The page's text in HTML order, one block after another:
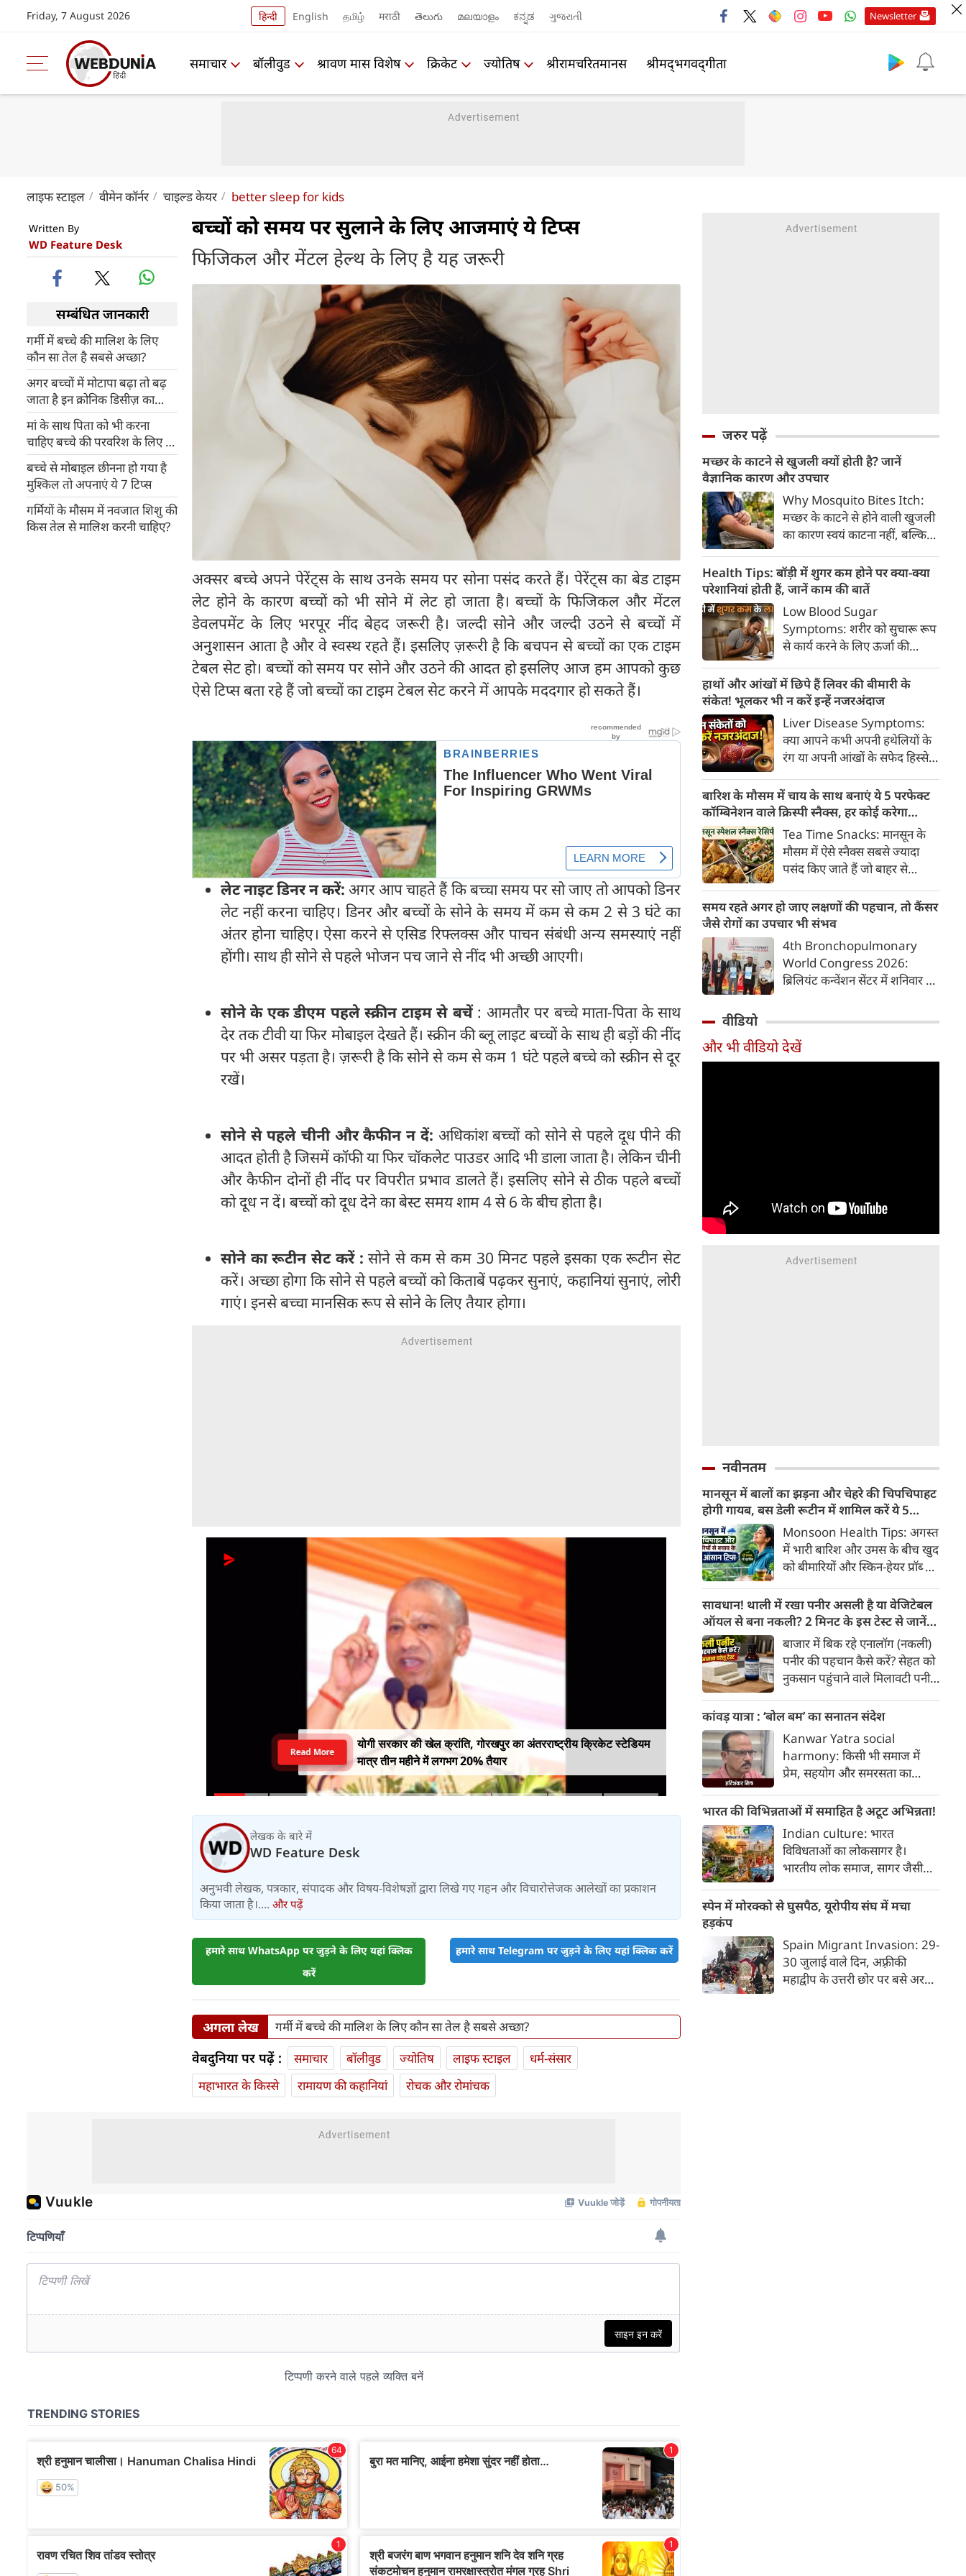
Friday, 7 August 2026 हिन्दी English தமிழ் मराठी తెలుగు മലയാളം ಕನ್ನಡ ગુજરાતી Newsletter
समाचार बॉलीवुड श्रावण मास विशेष क्रिकेट ज्योतिष श्रीरामचरितमानस श्रीमद्‍भगवद्‍गीता
लाइफ स्‍टाइल वीमेन कॉर्नर चाइल्ड केयर better sleep for kids
Written By
WD Feature Desk
सम्बंधित जानकारी
गर्मी में बच्चे की मालिश के लिए
कौन सा तेल है सबसे अच्छा?
अगर बच्चों में मोटापा बढ़ा तो बढ़
जाता है इन क्रोनिक डिसीज़ का
खतरा
मां के साथ पिता को भी करना
चाहिए बच्चे की परवरिश के लिए ये
5 काम
बच्चे से मोबाइल छीनना हो गया है
मुश्किल तो अपनाएं ये 7 टिप्स
गर्मियों के मौसम में नवजात शिशु की
किस तेल से मालिश करनी चाहिए?
बच्चों को समय पर सुलाने के लिए आजमाएं ये टिप्स
फिजिकल और मेंटल हेल्थ के लिए है यह जरूरी
अक्सर बच्चे अपने पेरेंट्स के साथ उनके समय पर सोना पसंद करते हैं। पेरेंट्स का बेड टाइम
लेट होने के कारण बच्चों को भी सोने में लेट हो जाता है। बच्चों के फिजिकल और मेंटल
डेवलपमेंट के लिए भरपूर नींद बेहद जरूरी है। जल्दी सोने और जल्दी उठने से बच्चों में
अनुशासन आता है और वे स्वस्थ रहते हैं। इसलिए ज़रूरी है कि बचपन से बच्चों का एक टाइम
टेबल सेट हो। बच्चों को समय पर सोने और उठने की आदत हो इसलिए आज हम आपको कुछ
ऐसे टिप्स बता रहे हैं जो बच्चों का टाइम टेबल सेट करने में आपके मददगार हो सकते हैं।
लेट नाइट डिनर न करें: अगर आप चाहते हैं कि बच्चा समय पर सो जाए तो आपको डिनर
लेट नहीं करना चाहिए। डिनर और बच्चों के सोने के समय में कम से कम 2 से 3 घंटे का
अंतर होना चाहिए। ऐसा करने से एसिड रिफ्लक्स और पाचन संबंधी अन्य समस्याएं नहीं
होंगी। साथ ही सोने से पहले भोजन पच जाने से नींद भी अच्छी आएगी।
सोने के एक डीएम पहले स्क्रीन टाइम से बचें: आमतौर पर बच्चे माता-पिता के साथ
देर तक टीवी या फिर मोबाइल देखते हैं। स्क्रीन की ब्लू लाइट बच्चों के साथ ही बड़ों की नींद
पर भी असर पड़ता है। ज़रूरी है कि सोने से कम से कम 1 घंटे पहले बच्चे को स्क्रीन से दूर
रखें।
सोने से पहले चीनी और कैफीन न दें: अधिकांश बच्चों को सोने से पहले दूध पीने की
आदत होती है जिसमें कॉफी या फिर चॉकलेट पाउडर आदि भी डाला जाता है। लेकिन चीनी
और कैफीन दोनों ही नींद पर विपरीत प्रभाव डालते हैं। इसलिए सोने से ठीक पहले बच्चों
को दूध न दें। बच्चों को दूध देने का बेस्ट समय शाम 4 से 6 के बीच होता है।
सोने का रूटीन सेट करें : सोने से कम से कम 30 मिनट पहले इसका एक रूटीन सेट
करें। अच्छा होगा कि सोने से पहले बच्चों को किताबें पढ़कर सुनाएं, कहानियां सुनाएं, लोरी
गाएं। इनसे बच्चा मानसिक रूप से सोने के लिए तैयार होगा।
योगी सरकार की खेल क्रांति, गोरखपुर का अंतरराष्ट्रीय क्रिकेट स्टेडियम
मात्र तीन महीने में लगभग 20% तैयार
Read More
लेखक के बारे में
WD Feature Desk
अनुभवी लेखक, पत्रकार, संपादक और विषय-विशेषज्ञों द्वारा लिखे गए गहन और विचारोत्तेजक आलेखों का प्रकाशन
किया जाता है।.... और पढ़ें
हमारे साथ WhatsApp पर जुड़ने के लिए यहां क्लिक
करें
हमारे साथ Telegram पर जुड़ने के लिए यहां क्लिक करें
अगला लेख गर्मी में बच्चे की मालिश के लिए कौन सा तेल है सबसे अच्छा?
वेबदुनिया पर पढ़ें : समाचार बॉलीवुड ज्योतिष लाइफ स्‍टाइल
धर्म-संसार
महाभारत के किस्से
रामायण की कहानियां रोचक और रोमांचक
जरुर पढ़ें
मच्छर के काटने से खुजली क्यों होती है? जानें
वैज्ञानिक कारण और उपचार
Why Mosquito Bites Itch:
मच्छर के काटने से होने वाली खुजली
का कारण स्वयं काटना नहीं, बल्कि
प्रतिरक्षा प्रतिक्रिया है। हिस्टामिन के
निकलने से त्वचा पर लालिमा, सूजन
और खुजली होती है। यहां जानिए
मच्छर के काटने से खुजली क्यों होती
है, इसके पीछे का वैज्ञानिक कारण
क्या है, हिस्टामिन की क्या भूमिका
होती है और खुजली से राहत पाने के
प्रभावी घरेलू व चिकित्सीय उपाय।
Health Tips: बॉड़ी में शुगर कम होने पर क्या-क्या
परेशानियां होती हैं, जानें काम की बातें
Low Blood Sugar
Symptoms: शरीर को सुचारू रूप
से कार्य करने के लिए ऊर्जा की
का प्रमुख स्रोत ग्लूकोज यानी ब्लड
शुगर है। जब शरीर में ब्लड शुगर का
स्तर सामान्य से कम हो जाता है, तो
इस स्थिति को हाइपोग्लाइसीमिया
(Hypoglycemia) कहा जाता है।
ब्लड शुगर कम होने पर शरीर तुरंत
संकेत देना शुरू कर देता है।
हाथों और आंखों में छिपे हैं लिवर की बीमारी के
संकेत! भूलकर भी न करें इन्हें नजरअंदाज
Liver Disease Symptoms:
क्या आपने कभी अपनी हथेलियों के
रंग या अपनी आंखों के सफेद हिस्से
अक्सर हम हलकी लालिमा या आंखों
के पीलेपन को थकान समझकर टाल
देते हैं। लेकिन शरीर के ये छोटे-छोटे
बदलाव असल में एक बहुत बड़ी
चेतावनी हो सकते हैं।
बारिश के मौसम में चाय के साथ बनाएं ये 5 परफेक्ट
कॉम्बिनेशन वाले क्रिस्पी स्नैक्स, हर कोई करेगा
तारीफ
Tea Time Snacks: मानसून के
मौसम में ऐसे स्नैक्स सबसे ज्यादा
पसंद किए जाते हैं जो बाहर से
लाजवाब हों। यहां आपके लिये प्रस्तुत
हैं पकौड़ों से लेकर कॉर्न फ्रिटर्स तक
के कई मसालेदार स्नैक्स की ऐसी
रेसिपीज, जिन्हें आप घर पर कम
समय में आसानी से तैयार कर सकते
हैं।
समय रहते अगर हो जाए लक्षणों की पहचान, तो कैंसर
जैसे रोगों का उपचार भी संभव
4th Bronchopulmonary
World Congress 2026:
ब्रिलियंट कन्वेंशन सेंटर में शनिवार से
विदेश से आए पल्मोनोलॉजिस्ट,
क्रिटिकल केयर विशेषज्ञ, थोरासिक
(रजिस्ट्रेशन) कराया है।
वीडियो
और भी वीडियो देखें
नवीनतम
मानसून में बालों का झड़ना और चेहरे की चिपचिपाहट
होगी गायब, बस डेली रूटीन में शामिल करें ये 5
लाइफस्टाइल टिप्सMonsoon Health Tips: अगस्त
में भारी बारिश और उमस के बीच खुद
को बीमारियों और स्किन-हेयर प्रॉब्लम
बताएं 5 बेस्ट मानसून लाइफस्टाइल
हैक्स।
सावधान! थाली में रखा पनीर असली है या वेजिटेबल
ऑयल से बना नकली? 2 मिनट के इस टेस्ट से जानें
सच्चाई
बाजार में बिक रहे एनालॉग (नकली)
पनीर की पहचान कैसे करें? सेहत को
नुकसान पहुंचाने वाले मिलावटी पनीर
यहां जानें।
कांवड़ यात्रा : ‘बोल बम’ का सनातन संदेश
Kanwar Yatra social
harmony: किसी भी समाज में
प्रेम, सहयोग और समरसता का
जब व्यक्ति अपने अहंकार का त्याग
कर भक्ति का पथ अपनाता है। कांवड़
यात्रा इसी सत्य का सजीव प्रतीक है।
मनुष्य को मनुष्य से जोड़ने वाली
सांस्कृतिक चेतना की यह एक विराट
यात्रा है जिसमें जाति, वर्ग, भाषा,
क्षेत्र, आर्थिक स्थिति और सामाजिक
भारत की विभिन्नताओं में समाहित है अटूट अभिन्नता!
Indian culture: भारत
विविधताओं का लोकसागर है।
भारतीय लोक समाज, सागर जैसी
में समायी अंतहीन विविधताओं का
जीता-जागता संग्रहालय हैं। हमारा
देश भारत, लोकजीवन की अंतहीन
विविधताओं का गहरा जमावड़ा है।
स्पेन में मोरक्को से घुसपैठ, यूरोपीय संघ में मचा
हड़कंप
Spain Migrant Invasion: 29-
30 जुलाई वाले दिन, अफ़्रीकी
महाद्वीप के उत्तरी छोर पर बसे अरबी